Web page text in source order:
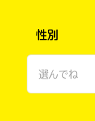
性別
選んでね